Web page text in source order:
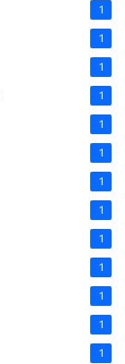
1
1
1
1
1
1
1
1
1
1
1
1
1